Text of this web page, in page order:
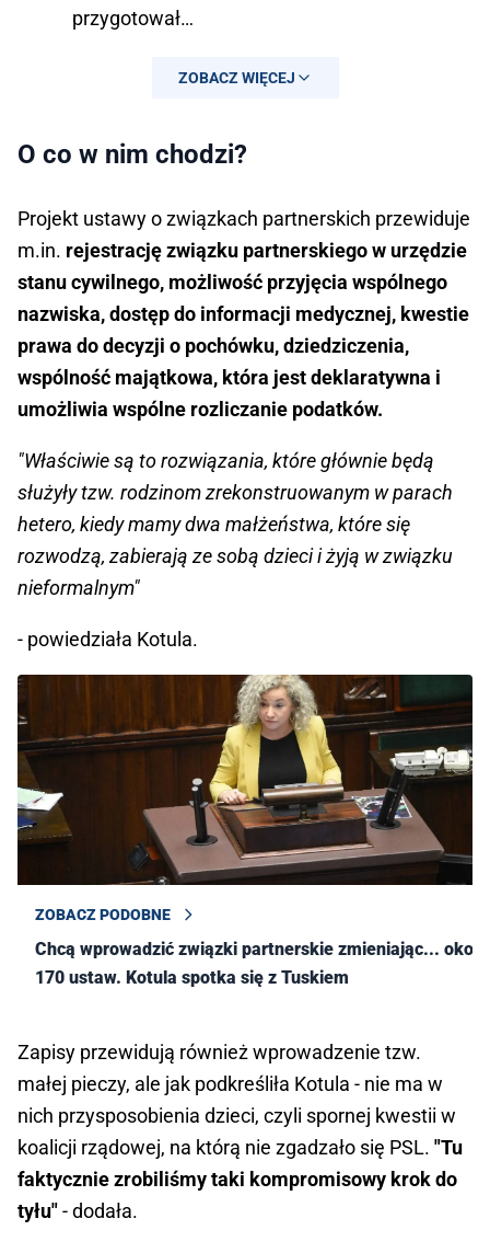
przygotował…
— Rafał Bochenek (@RafalBochenek)
ZOBACZ WIĘCEJ
O co w nim chodzi?
Projekt ustawy o związkach partnerskich przewiduje
m.in. rejestrację związku partnerskiego w urzędzie
stanu cywilnego, możliwość przyjęcia wspólnego
nazwiska, dostęp do informacji medycznej, kwestie
prawa do decyzji o pochówku, dziedziczenia,
wspólność majątkowa, która jest deklaratywna i
umożliwia wspólne rozliczanie podatków.
"Właściwie są to rozwiązania, które głównie będą
służyły tzw. rodzinom zrekonstruowanym w parach
hetero, kiedy mamy dwa małżeństwa, które się
rozwodzą, zabierają ze sobą dzieci i żyją w związku
nieformalnym"
- powiedziała Kotula.
ZOBACZ PODOBNE
Chcą wprowadzić związki partnerskie zmieniając... około
170 ustaw. Kotula spotka się z Tuskiem
Zapisy przewidują również wprowadzenie tzw.
małej pieczy, ale jak podkreśliła Kotula - nie ma w
nich przysposobienia dzieci, czyli spornej kwestii w
koalicji rządowej, na którą nie zgadzało się PSL. "Tu
faktycznie zrobiliśmy taki kompromisowy krok do
tyłu"- dodała.